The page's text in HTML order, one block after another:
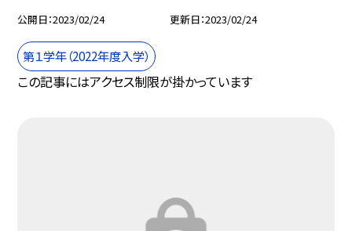
公開日 2023/02/24 更新日 2023/02/24
第１学年（2022年度入学）
この記事にはアクセス制限が掛かっています